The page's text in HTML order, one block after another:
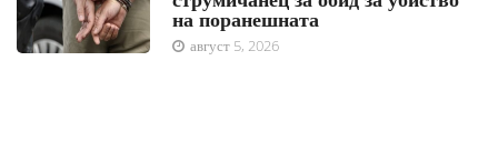
на поранешната
август 5, 2026